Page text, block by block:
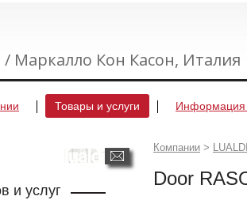
/ Маркалло Кон Касон, Италия
Товары и услуги Информация
и услуг
Компании >
Door